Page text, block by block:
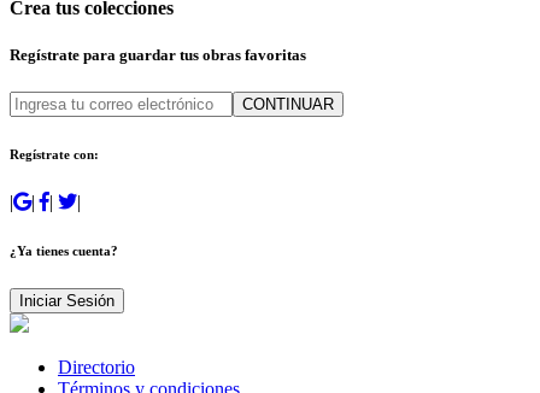
Crea tus colecciones
Regístrate para guardar tus obras favoritas
CONTINUAR
Regístrate con:
| | | |
¿Ya tienes cuenta?
Iniciar Sesión
Directorio
Términos y condiciones